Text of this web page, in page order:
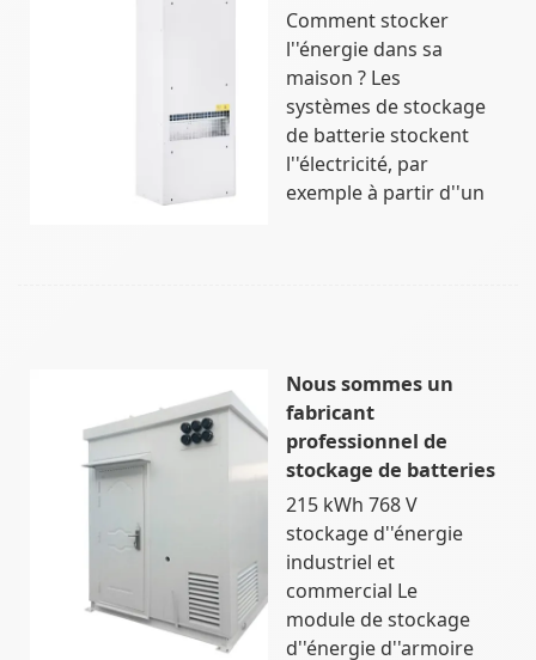
Comment stocker
l''énergie dans sa
maison ? Les
systèmes de stockage
de batterie stockent
l''électricité, par
exemple à partir d''un
Nous sommes un
fabricant
professionnel de
stockage de batteries
215 kWh 768 V
stockage d''énergie
industriel et
commercial Le
module de stockage
d''énergie d''armoire